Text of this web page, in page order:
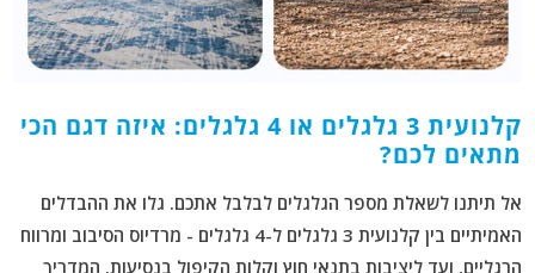
קלנועית 3 גלגלים או 4 גלגלים: איזה דגם הכי
מתאים לכם?
אל תיתנו לשאלת מספר הגלגלים לבלבל אתכם. גלו את ההבדלים
האמיתיים בין קלנועית 3 גלגלים ל-4 גלגלים - מרדיוס הסיבוב ומרווח
הרגליים, ועד ליציבות בתנאי חוץ וקלות הקיפול בנסיעות. המדריך